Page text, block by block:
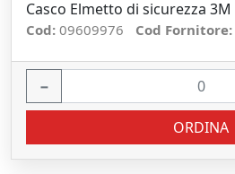
Casco Elmetto di sicurezza
Cod: 09609976 Cod Fornitore:
−
ORDINA